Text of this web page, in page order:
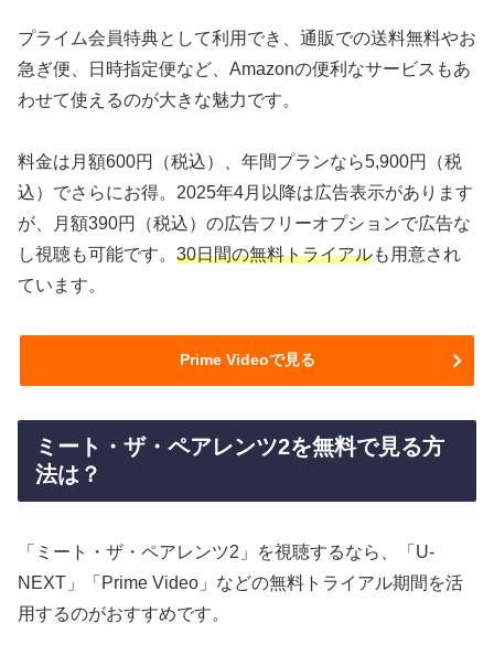
プライム会員特典として利用でき、通販での送料無料やお
急ぎ便、日時指定便など、Amazonの便利なサービスもあ
わせて使えるのが大きな魅力です。
料金は月額600円（税込）、年間プランなら5,900円（税
込）でさらにお得。2025年4月以降は広告表示があります
が、月額390円（税込）の広告フリーオプションで広告な
し視聴も可能です。 30日間の無料トライアルも用意され
ています。
Prime Videoで見る
ミート・ザ・ペアレンツ2を無料で見る方
法は？
「ミート・ザ・ペアレンツ2」を視聴するなら、「U-
NEXT」「Prime Video」などの無料トライアル期間を活
用するのがおすすめです。